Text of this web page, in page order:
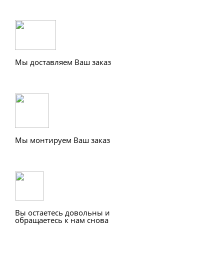
Мы доставляем Ваш заказ
Мы монтируем Ваш заказ
Вы остаетесь довольны и
обращаетесь к нам снова